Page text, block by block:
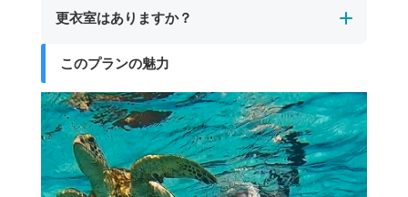
も色鮮やかなサンゴや多彩な熱帯魚との出会い
ツアー中はスタッフが水中でウミガメとの写真
渡しいたします。
更衣室はありますか？
更衣室・お手洗い・シャワー設備はございませ
ん。
シュノーケリング後に塩を流せる真水をご用意
していますので、簡単な洗い流しにはご利用い
ただけます。着替えが必要な方は、あらかじめ
水着を着用のうえお越しいただくか、ご自身の
このプランの魅力